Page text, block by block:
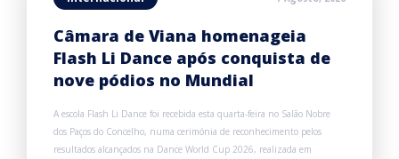
Câmara de Viana homenageia
Flash Li Dance após conquista de
nove pódios no Mundial
A escola Flash Li Dance foi recebida esta quarta-feira no Salão Nobre
dos Paços do Concelho, numa cerimónia de reconhecimento pelos
resultados alcançados na Dance World Cup 2026, realizada em